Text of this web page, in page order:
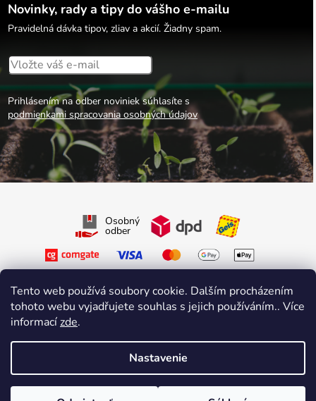
Tento web používá soubory cookie. Dalším procházením
tohoto webu vyjadřujete souhlas s jejich používáním.. Více
informacízde.
Nastavenie
Novinky, rady a tipy do vášho e-mailu
Pravidelná dávka tipov, zliav a akcií. Žiadny spam.
Prihlásením na odber noviniek súhlasíte s
podmienkami spracovania osobných údajov
Osobný
odber
Sledujte nás na Instagrame
Vytvoril Shoptet Premium&sniperdesign.cz
Copyright 2026Growmarket.cz . Všetky práva vyhradené.